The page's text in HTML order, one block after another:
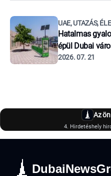
UAE, UTAZÁS,
Hatalmas
épül Dubai
2026. 07. 21
Az
4. Hirdetéshely